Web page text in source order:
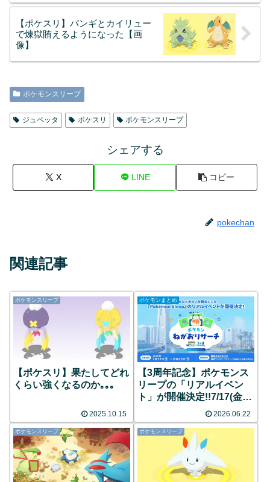
【ポケスリ】バンギとカイリュー
で煉獄賄えるようになった【画
像】
ポケモンスリープ
ジュペッタ ポケスリ ポケモンスリープ
シェアする
X LINE コピー
pokechan
関連記事
ポケモンスリープ
【ポケスリ】果たしてどれ
くらい強くなるのか｡｡｡
2025.10.15
ポケモンまとめ
【3周年記念】ポケモンス
リープの「リアルイベン
ト」が開催決定!!7/17(金)
2026.06.22
ポケモンスリープ ポケモンスリープ